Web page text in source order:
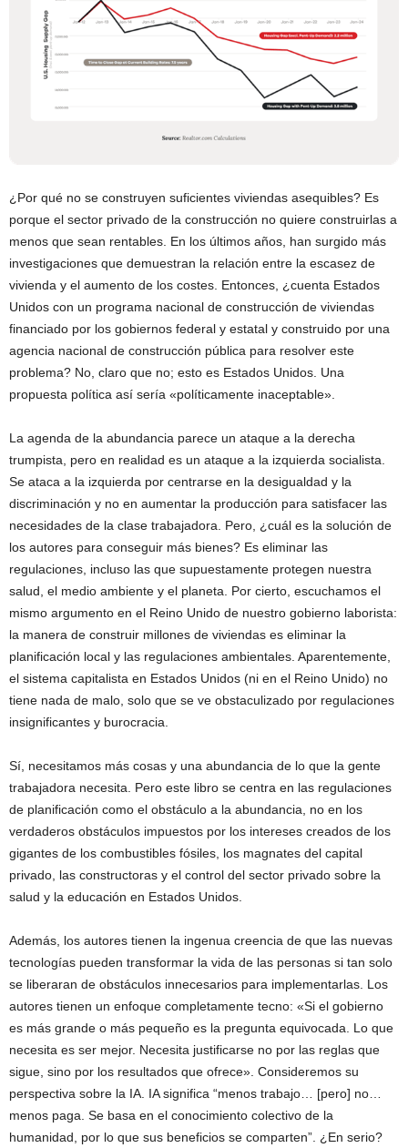
¿Por qué no se construyen suficientes viviendas asequibles? Es
porque el sector privado de la construcción no quiere construirlas a
menos que sean rentables. En los últimos años, han surgido más
investigaciones que demuestran la relación entre la escasez de
vivienda y el aumento de los costes. Entonces, ¿cuenta Estados
Unidos con un programa nacional de construcción de viviendas
financiado por los gobiernos federal y estatal y construido por una
agencia nacional de construcción pública para resolver este
problema? No, claro que no; esto es Estados Unidos. Una
propuesta política así sería «políticamente inaceptable».
La agenda de la abundancia parece un ataque a la derecha
trumpista, pero en realidad es un ataque a la izquierda socialista.
Se ataca a la izquierda por centrarse en la desigualdad y la
discriminación y no en aumentar la producción para satisfacer las
necesidades de la clase trabajadora. Pero, ¿cuál es la solución de
los autores para conseguir más bienes? Es eliminar las
regulaciones, incluso las que supuestamente protegen nuestra
salud, el medio ambiente y el planeta. Por cierto, escuchamos el
mismo argumento en el Reino Unido de nuestro gobierno laborista:
la manera de construir millones de viviendas es eliminar la
planificación local y las regulaciones ambientales. Aparentemente,
el sistema capitalista en Estados Unidos (ni en el Reino Unido) no
tiene nada de malo, solo que se ve obstaculizado por regulaciones
insignificantes y burocracia.
Sí, necesitamos más cosas y una abundancia de lo que la gente
trabajadora necesita. Pero este libro se centra en las regulaciones
de planificación como el obstáculo a la abundancia, no en los
verdaderos obstáculos impuestos por los intereses creados de los
gigantes de los combustibles fósiles, los magnates del capital
privado, las constructoras y el control del sector privado sobre la
salud y la educación en Estados Unidos.
Además, los autores tienen la ingenua creencia de que las nuevas
tecnologías pueden transformar la vida de las personas si tan solo
se liberaran de obstáculos innecesarios para implementarlas. Los
autores tienen un enfoque completamente tecno: «Si el gobierno
es más grande o más pequeño es la pregunta equivocada. Lo que
necesita es ser mejor. Necesita justificarse no por las reglas que
sigue, sino por los resultados que ofrece». Consideremos su
perspectiva sobre la IA. IA significa “menos trabajo… [pero] no…
menos paga. Se basa en el conocimiento colectivo de la
humanidad, por lo que sus beneficios se comparten”. ¿En serio?